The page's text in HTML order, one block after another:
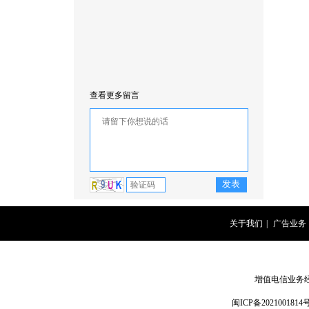
查看更多留言
关于我们 广告业务
增值电信业务
闽ICP备2021001814